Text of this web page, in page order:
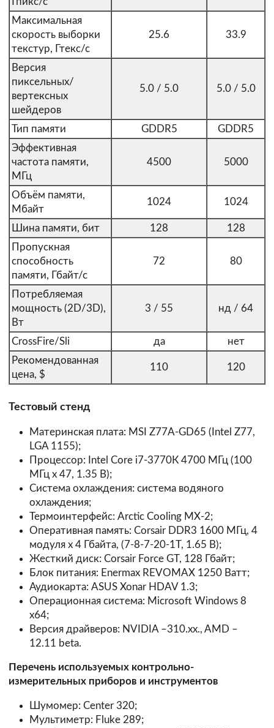
Максимальная
скорость выборки
текстур, Гтекс/с
25.6 33.9
Версия
пиксельных/
вертексных
шейдеров
5.0 / 5.0 5.0 / 5.0
Тип памяти GDDR5
GDDR5
Эффективная
частота памяти,
МГц
4500 5000
Объём памяти,
Мбайт
1024 1024
Шина памяти, бит 128
128
Пропускная
способность
памяти, Гбайт/с
72 80
Потребляемая
мощность (2D/3D),
Вт
3 / 55 нд / 64
CrossFire/Sli да
нет
Рекомендованная
цена, $
110 120
Тестовый стенд
Материнская плата: MSI Z77A-GD65 (Intel Z77,
LGA 1155);
Процессор: Intel Core i7-3770К 4700 МГц (100
МГц х 47, 1.35 В);
Система охлаждения: система водяного
охлаждения;
Термоинтерфейс: Arctic Cooling МХ-2;
Оперативная память: Corsair DDR3 1600 МГц, 4
модуля x 4 Гбайта, (7-8-7-20-1T, 1.65 В);
Жесткий диск: Corsair Force GT, 128 Гбайт;
Блок питания: Enermax REVOMAX 1250 Ватт;
Аудиокарта: ASUS Xonar HDAV 1.3;
Операционная система: Microsoft Windows 8
x64;
Версия драйверов: NVIDIA –310.xx., AMD –
12.11 beta.
Перечень используемых контрольно-
измерительных приборов и инструментов
Шумомер: Center 320;
Мультиметр: Fluke 289;